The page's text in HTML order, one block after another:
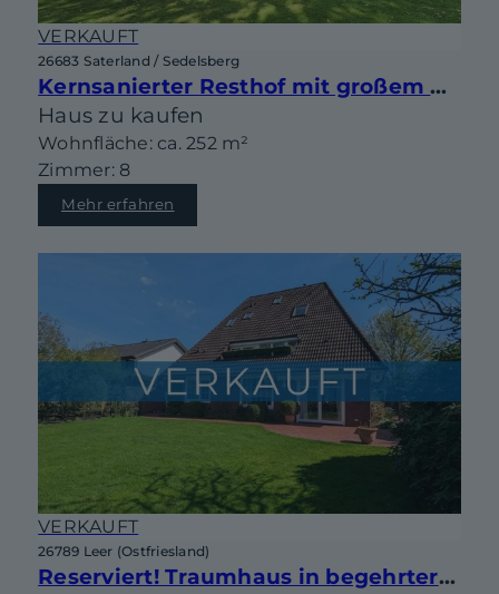
VERKAUFT
26683 Saterland / Sedelsberg
Kernsanierter Resthof mit großem Grundstück, Partyhaus und vielseitigen Nutzungsmöglichkeiten
Haus zu kaufen
Wohnfläche: ca. 252 m²
Zimmer: 8
Mehr erfahren
VERKAUFT
26789 Leer (Ostfriesland)
Reserviert! Traumhaus in begehrter Lage von Leer-Heisfelde!